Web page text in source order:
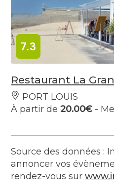
7.3
Restaurant La
PORT LOUIS
À partir de20.00€ -
Source des données :
annoncer vos
rendez-vous sur